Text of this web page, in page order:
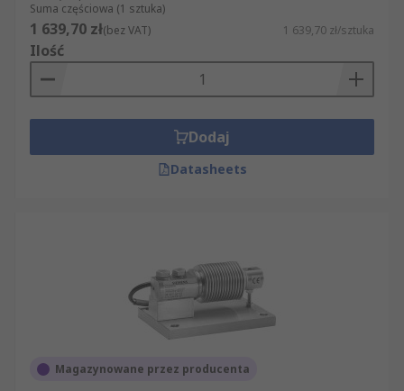
Suma częściowa (1 sztuka)
1 639,70 zł(bez VAT) 1 639,70 zł/sztuka
Ilość
Dodaj
Datasheets
Magazynowane przez producenta